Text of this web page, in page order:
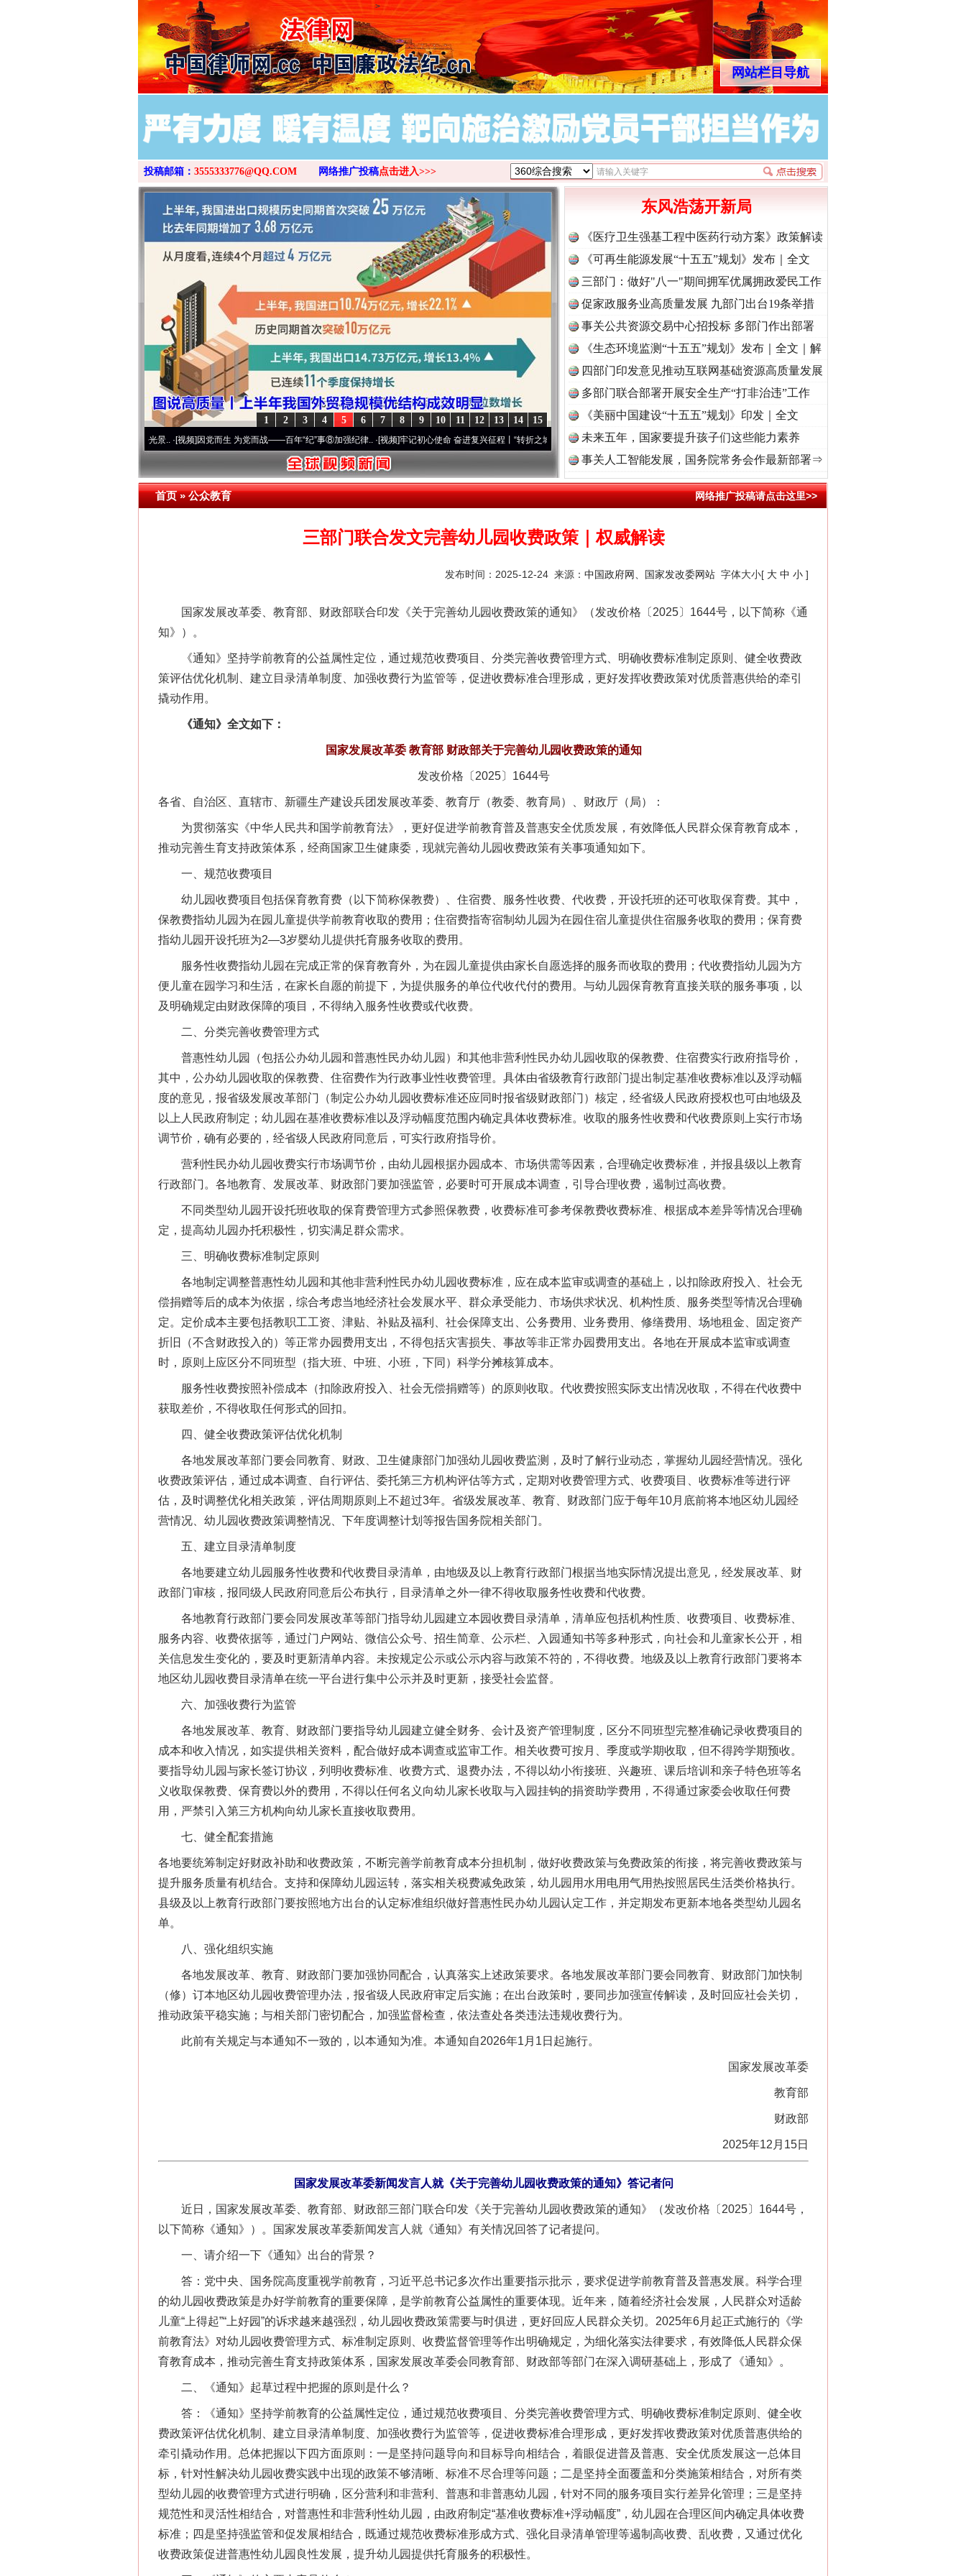
>
网站栏目导航
投稿邮箱： 3555333776@QQ.COM 网络推广投稿点击进入>>>
15
14
13
12
11
10
9
8
7
6
5
4
3
2
1
·[视频]因党而生 为党而战——百年“纪”事⑧加强纪律..·[视频]牢记初心使命 奋进复兴征程丨“转折之城”激荡..·[视频] 牢记初心使命 奋进复兴征程丨红船起航处 潮起..·[视频]一首歌的时间，读懂乐至的“诗与远方”
东风浩荡开新局
《医疗卫生强基工程中医药行动方案》政策解读
《可再生能源发展“十五五”规划》发布｜全文
三部门：做好"八一"期间拥军优属拥政爱民工作
促家政服务业高质量发展 九部门出台19条举措
事关公共资源交易中心招投标 多部门作出部署
《生态环境监测“十五五”规划》发布｜全文｜解
读
四部门印发意见推动互联网基础资源高质量发展
多部门联合部署开展安全生产“打非治违”工作
《美丽中国建设“十五五”规划》印发｜全文
未来五年，国家要提升孩子们这些能力素养
事关人工智能发展，国务院常务会作最新部署⇒
首页»公众教育 网络推广投稿请点击这里>>
三部门联合发文完善幼儿园收费政策｜权威解读
发布时间：2025-12-24 来源： 中国政府网、国家发改委网站 字体大小[ 大 中 小 ]
国家发展改革委、教育部、财政部联合印发《关于完善幼儿园收费政策的通知》（发改价格〔2025〕1644号，以下简称《通
知》）。
《通知》坚持学前教育的公益属性定位，通过规范收费项目、分类完善收费管理方式、明确收费标准制定原则、健全收费政
策评估优化机制、建立目录清单制度、加强收费行为监管等，促进收费标准合理形成，更好发挥收费政策对优质普惠供给的牵引
撬动作用。
《通知》全文如下：
国家发展改革委 教育部 财政部关于完善幼儿园收费政策的通知
发改价格〔2025〕1644号
各省、自治区、直辖市、新疆生产建设兵团发展改革委、教育厅（教委、教育局）、财政厅（局）：
为贯彻落实《中华人民共和国学前教育法》，更好促进学前教育普及普惠安全优质发展，有效降低人民群众保育教育成本，
推动完善生育支持政策体系，经商国家卫生健康委，现就完善幼儿园收费政策有关事项通知如下。
一、规范收费项目
幼儿园收费项目包括保育教育费（以下简称保教费）、住宿费、服务性收费、代收费，开设托班的还可收取保育费。其中，
保教费指幼儿园为在园儿童提供学前教育收取的费用；住宿费指寄宿制幼儿园为在园住宿儿童提供住宿服务收取的费用；保育费
指幼儿园开设托班为2—3岁婴幼儿提供托育服务收取的费用。
服务性收费指幼儿园在完成正常的保育教育外，为在园儿童提供由家长自愿选择的服务而收取的费用；代收费指幼儿园为方
便儿童在园学习和生活，在家长自愿的前提下，为提供服务的单位代收代付的费用。与幼儿园保育教育直接关联的服务事项，以
及明确规定由财政保障的项目，不得纳入服务性收费或代收费。
二、分类完善收费管理方式
普惠性幼儿园（包括公办幼儿园和普惠性民办幼儿园）和其他非营利性民办幼儿园收取的保教费、住宿费实行政府指导价，
其中，公办幼儿园收取的保教费、住宿费作为行政事业性收费管理。具体由省级教育行政部门提出制定基准收费标准以及浮动幅
度的意见，报省级发展改革部门（制定公办幼儿园收费标准还应同时报省级财政部门）核定，经省级人民政府授权也可由地级及
以上人民政府制定；幼儿园在基准收费标准以及浮动幅度范围内确定具体收费标准。收取的服务性收费和代收费原则上实行市场
调节价，确有必要的，经省级人民政府同意后，可实行政府指导价。
营利性民办幼儿园收费实行市场调节价，由幼儿园根据办园成本、市场供需等因素，合理确定收费标准，并报县级以上教育
行政部门。各地教育、发展改革、财政部门要加强监管，必要时可开展成本调查，引导合理收费，遏制过高收费。
不同类型幼儿园开设托班收取的保育费管理方式参照保教费，收费标准可参考保教费收费标准、根据成本差异等情况合理确
定，提高幼儿园办托积极性，切实满足群众需求。
三、明确收费标准制定原则
各地制定调整普惠性幼儿园和其他非营利性民办幼儿园收费标准，应在成本监审或调查的基础上，以扣除政府投入、社会无
偿捐赠等后的成本为依据，综合考虑当地经济社会发展水平、群众承受能力、市场供求状况、机构性质、服务类型等情况合理确
定。定价成本主要包括教职工工资、津贴、补贴及福利、社会保障支出、公务费用、业务费用、修缮费用、场地租金、固定资产
折旧（不含财政投入的）等正常办园费用支出，不得包括灾害损失、事故等非正常办园费用支出。各地在开展成本监审或调查
时，原则上应区分不同班型（指大班、中班、小班，下同）科学分摊核算成本。
服务性收费按照补偿成本（扣除政府投入、社会无偿捐赠等）的原则收取。代收费按照实际支出情况收取，不得在代收费中
获取差价，不得收取任何形式的回扣。
四、健全收费政策评估优化机制
各地发展改革部门要会同教育、财政、卫生健康部门加强幼儿园收费监测，及时了解行业动态，掌握幼儿园经营情况。强化
收费政策评估，通过成本调查、自行评估、委托第三方机构评估等方式，定期对收费管理方式、收费项目、收费标准等进行评
估，及时调整优化相关政策，评估周期原则上不超过3年。省级发展改革、教育、财政部门应于每年10月底前将本地区幼儿园经
营情况、幼儿园收费政策调整情况、下年度调整计划等报告国务院相关部门。
五、建立目录清单制度
各地要建立幼儿园服务性收费和代收费目录清单，由地级及以上教育行政部门根据当地实际情况提出意见，经发展改革、财
政部门审核，报同级人民政府同意后公布执行，目录清单之外一律不得收取服务性收费和代收费。
各地教育行政部门要会同发展改革等部门指导幼儿园建立本园收费目录清单，清单应包括机构性质、收费项目、收费标准、
服务内容、收费依据等，通过门户网站、微信公众号、招生简章、公示栏、入园通知书等多种形式，向社会和儿童家长公开，相
关信息发生变化的，要及时更新清单内容。未按规定公示或公示内容与政策不符的，不得收费。地级及以上教育行政部门要将本
地区幼儿园收费目录清单在统一平台进行集中公示并及时更新，接受社会监督。
六、加强收费行为监管
各地发展改革、教育、财政部门要指导幼儿园建立健全财务、会计及资产管理制度，区分不同班型完整准确记录收费项目的
成本和收入情况，如实提供相关资料，配合做好成本调查或监审工作。相关收费可按月、季度或学期收取，但不得跨学期预收。
要指导幼儿园与家长签订协议，列明收费标准、收费方式、退费办法，不得以幼小衔接班、兴趣班、课后培训和亲子特色班等名
义收取保教费、保育费以外的费用，不得以任何名义向幼儿家长收取与入园挂钩的捐资助学费用，不得通过家委会收取任何费
用，严禁引入第三方机构向幼儿家长直接收取费用。
七、健全配套措施
各地要统筹制定好财政补助和收费政策，不断完善学前教育成本分担机制，做好收费政策与免费政策的衔接，将完善收费政策与
提升服务质量有机结合。支持和保障幼儿园运转，落实相关税费减免政策，幼儿园用水用电用气用热按照居民生活类价格执行。
县级及以上教育行政部门要按照地方出台的认定标准组织做好普惠性民办幼儿园认定工作，并定期发布更新本地各类型幼儿园名
单。
八、强化组织实施
各地发展改革、教育、财政部门要加强协同配合，认真落实上述政策要求。各地发展改革部门要会同教育、财政部门加快制
（修）订本地区幼儿园收费管理办法，报省级人民政府审定后实施；在出台政策时，要同步加强宣传解读，及时回应社会关切，
推动政策平稳实施；与相关部门密切配合，加强监督检查，依法查处各类违法违规收费行为。
此前有关规定与本通知不一致的，以本通知为准。本通知自2026年1月1日起施行。
国家发展改革委
教育部
财政部
2025年12月15日
国家发展改革委新闻发言人就《关于完善幼儿园收费政策的通知》答记者问
近日，国家发展改革委、教育部、财政部三部门联合印发《关于完善幼儿园收费政策的通知》（发改价格〔2025〕1644号，
以下简称《通知》）。国家发展改革委新闻发言人就《通知》有关情况回答了记者提问。
一、请介绍一下《通知》出台的背景？
答：党中央、国务院高度重视学前教育，习近平总书记多次作出重要指示批示，要求促进学前教育普及普惠发展。科学合理
的幼儿园收费政策是办好学前教育的重要保障，是学前教育公益属性的重要体现。近年来，随着经济社会发展，人民群众对适龄
儿童“上得起”“上好园”的诉求越来越强烈，幼儿园收费政策需要与时俱进，更好回应人民群众关切。2025年6月起正式施行的《学
前教育法》对幼儿园收费管理方式、标准制定原则、收费监督管理等作出明确规定，为细化落实法律要求，有效降低人民群众保
育教育成本，推动完善生育支持政策体系，国家发展改革委会同教育部、财政部等部门在深入调研基础上，形成了《通知》。
二、《通知》起草过程中把握的原则是什么？
答：《通知》坚持学前教育的公益属性定位，通过规范收费项目、分类完善收费管理方式、明确收费标准制定原则、健全收
费政策评估优化机制、建立目录清单制度、加强收费行为监管等，促进收费标准合理形成，更好发挥收费政策对优质普惠供给的
牵引撬动作用。总体把握以下四方面原则：一是坚持问题导向和目标导向相结合，着眼促进普及普惠、安全优质发展这一总体目
标，针对性解决幼儿园收费实践中出现的政策不够清晰、标准不尽合理等问题；二是坚持全面覆盖和分类施策相结合，对所有类
型幼儿园的收费管理方式进行明确，区分营利和非营利、普惠和非普惠幼儿园，针对不同的服务项目实行差异化管理；三是坚持
规范性和灵活性相结合，对普惠性和非营利性幼儿园，由政府制定“基准收费标准+浮动幅度”，幼儿园在合理区间内确定具体收费
标准；四是坚持强监管和促发展相结合，既通过规范收费标准形成方式、强化目录清单管理等遏制高收费、乱收费，又通过优化
收费政策促进普惠性幼儿园良性发展，提升幼儿园提供托育服务的积极性。